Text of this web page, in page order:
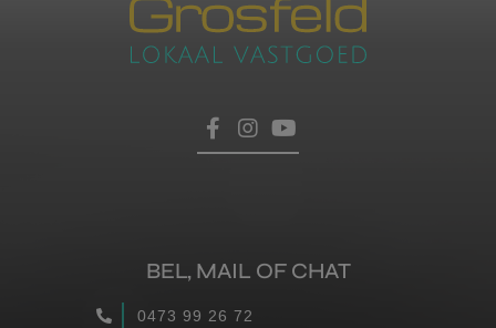
Contacteer ons
voor een afspraak
Laat hier uw gegevens achter, dan nemen wij zo
snel mogelijk contact met u op.
HOME
WAARGEMAAKT
BEL, MAIL OF CHAT
0473 99 26 72